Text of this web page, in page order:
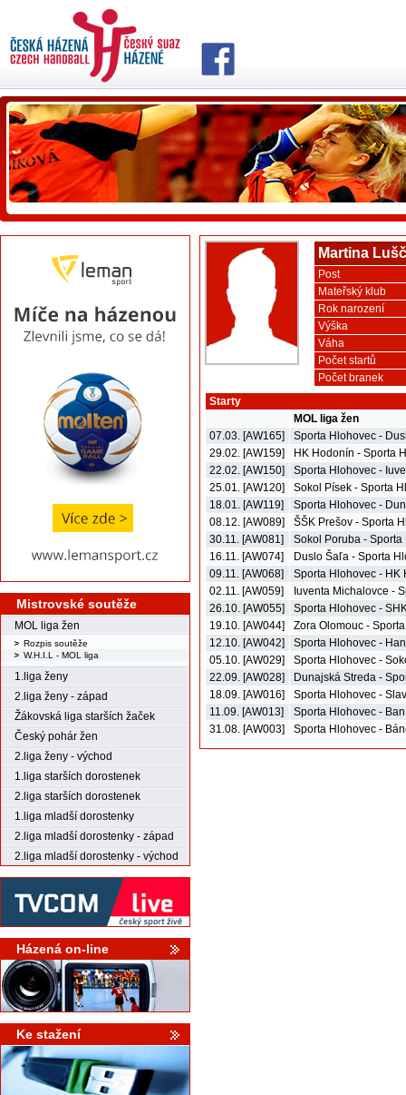
Mistrovské soutěže
MOL liga žen
Rozpis soutěže
W.H.I.L - MOL liga
1.liga ženy
2.liga ženy - západ
Žákovská liga starších žaček
Český pohár žen
2.liga ženy - východ
1.liga starších dorostenek
2.liga starších dorostenek
1.liga mladší dorostenky
2.liga mladší dorostenky - západ
2.liga mladší dorostenky - východ
Házená on-line
Ke stažení
Martina
Post
Mateřský klub
Rok narození
Výška
Váha
Počet startů
Počet branek
Starty
MOL liga žen
07.03. [AW165]
Sporta Hlohovec -
29.02. [AW159]
HK Hodonín - Sporta
22.02. [AW150]
Sporta Hlohovec -
25.01. [AW120]
Sokol Písek - Sporta
18.01. [AW119]
Sporta Hlohovec -
08.12. [AW089]
ŠŠK Prešov - Sporta
30.11. [AW081]
Sokol Poruba - Sporta
16.11. [AW074]
Duslo Šaľa - Sporta
09.11. [AW068]
Sporta Hlohovec - HK
02.11. [AW059]
Iuventa Michalovce -
26.10. [AW055]
Sporta Hlohovec -
19.10. [AW044]
Zora Olomouc -
12.10. [AW042]
Sporta Hlohovec -
05.10. [AW029]
Sporta Hlohovec -
22.09. [AW028]
Dunajská Streda -
18.09. [AW016]
Sporta Hlohovec -
11.09. [AW013]
Sporta Hlohovec -
31.08. [AW003]
Sporta Hlohovec -